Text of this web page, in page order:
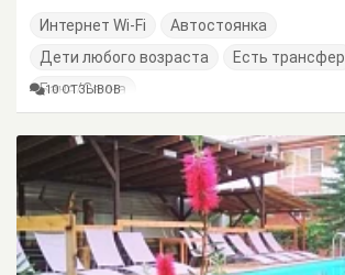
Интернет Wi-Fi
Автостоянка
Дети любого возраста
Есть трансфер
Баня/Сауна
10 ОТЗЫВОВ